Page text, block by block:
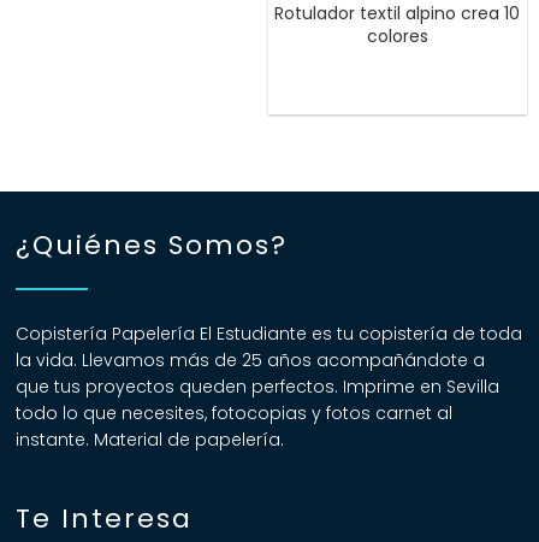
Rotulador textil alpino crea 10
colores
¿Quiénes Somos?
Copistería Papelería El Estudiante es tu copistería de toda
la vida. Llevamos más de 25 años acompañándote a
que tus proyectos queden perfectos. Imprime en Sevilla
todo lo que necesites, fotocopias y fotos carnet al
instante. Material de papelería.
Te Interesa